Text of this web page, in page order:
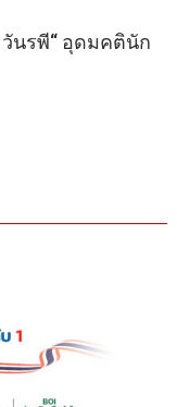
วันรพี“ อุดมคตินัก